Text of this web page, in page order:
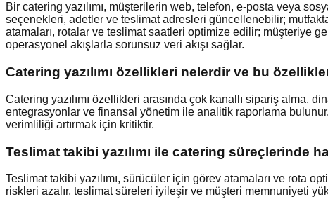
Bir catering yazılımı, müşterilerin web, telefon, e-posta veya
seçenekleri, adetler ve teslimat adresleri güncellenebilir;
atamaları, rotalar ve teslimat saatleri optimize edilir; müşteriye
operasyonel akışlarla sorunsuz veri akışı sağlar.
Catering yazılımı özellikleri nelerdir ve bu
Catering yazılımı özellikleri arasında çok kanallı sipariş alma,
entegrasyonlar ve finansal yönetim ile analitik raporlama
verimliliği artırmak için kritiktir.
Teslimat takibi yazılımı ile catering süreçlerinde
Teslimat takibi yazılımı, sürücüler için görev atamaları ve rota
riskleri azalır, teslimat süreleri iyileşir ve müşteri memnuniyeti